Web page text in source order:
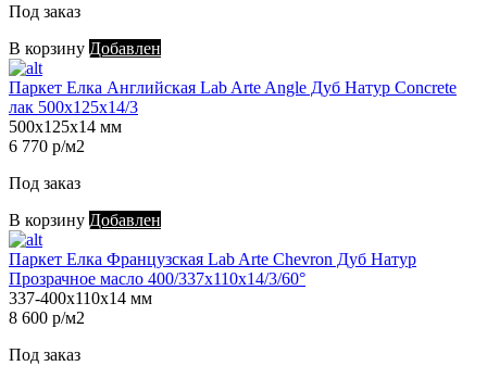
Под заказ
В корзину Добавлен
Паркет Елка Английская Lab Arte Angle Дуб Натур Concrete
лак 500х125х14/3
500х125х14 мм
6 770 р/м2
Под заказ
В корзину Добавлен
Паркет Елка Французская Lab Arte Chevron Дуб Натур
Прозрачное масло 400/337х110х14/3/60°
337-400х110х14 мм
8 600 р/м2
Под заказ